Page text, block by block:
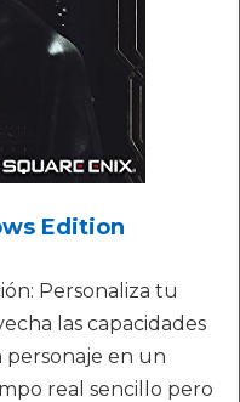
Edition
Personaliza tu
las capacidades
personaje en un
real sencillo pero